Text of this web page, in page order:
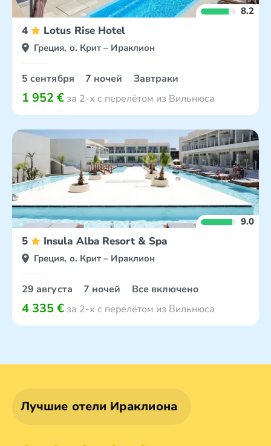
8.2
4 Lotus Rise Hotel
Греция, о. Крит – Ираклион
5 сентября 7 ночей Завтраки
1 952 € за 2-х с перелётом из Вильнюса
9.0
5 Insula Alba Resort & Spa
Греция, о. Крит – Ираклион
29 августа 7 ночей Все включено
4 335 € за 2-х с перелётом из Вильнюса
Лучшие отели Ираклиона